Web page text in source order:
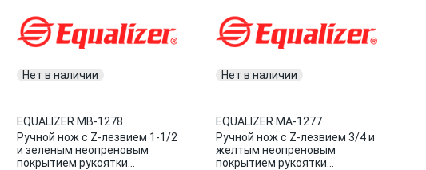
Нет в наличии
EQUALIZER·МВ-1278
Ручной нож с Z-лезвием 1-1/2
и зеленым неопреновым
покрытием рукоятки
Нет в наличии
EQUALIZER·MA-1277
Ручной нож с Z-лезвием 3/4 и
желтым неопреновым
покрытием рукоятки